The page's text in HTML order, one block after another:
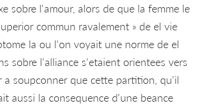
sobre l'amour, alors de que la femme le
commun ravalement » de el vie
la ou l'on voyait une norme de el
sobre l'alliance s'etaient orientees vers
a soupconner que cette partition, qu'il
aussi la consequence d'une beance